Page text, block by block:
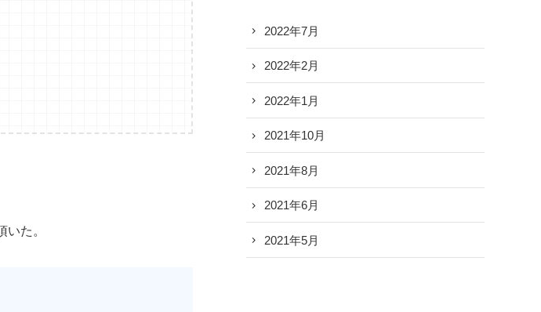
た。
2022年7月
2022年2月
2022年1月
2021年10月
2021年8月
2021年6月
2021年5月